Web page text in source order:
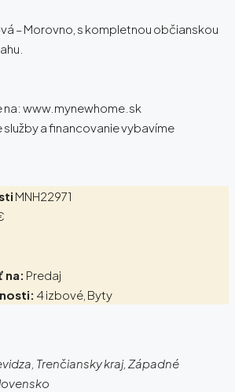
– Morovno, s kompletnou občianskou
na: www.mynewhome.sk
a financovanie vybavíme
MNH22971
na: Predaj
4 izbové, Byty
Trenčiansky kraj, Západné